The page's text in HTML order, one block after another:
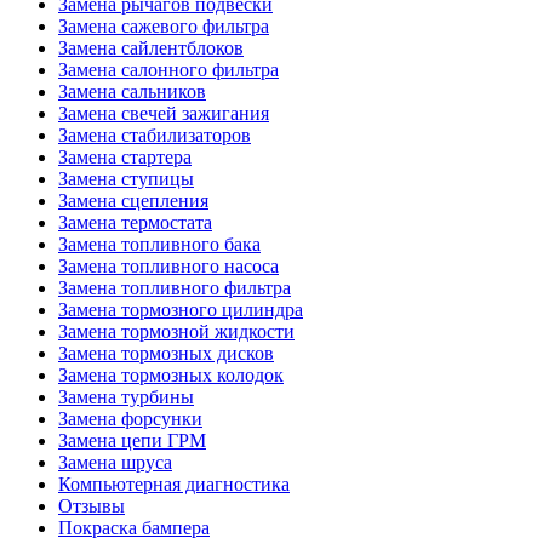
Замена рычагов подвески
Замена сажевого фильтра
Замена сайлентблоков
Замена салонного фильтра
Замена сальников
Замена свечей зажигания
Замена стабилизаторов
Замена стартера
Замена ступицы
Замена сцепления
Замена термостата
Замена топливного бака
Замена топливного насоса
Замена топливного фильтра
Замена тормозного цилиндра
Замена тормозной жидкости
Замена тормозных дисков
Замена тормозных колодок
Замена турбины
Замена форсунки
Замена цепи ГРМ
Замена шруса
Компьютерная диагностика
Отзывы
Покраска бампера